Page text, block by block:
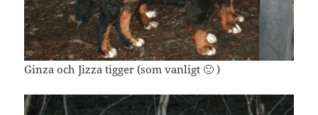
Ginza och Jizza tigger (som vanligt 🙂 )